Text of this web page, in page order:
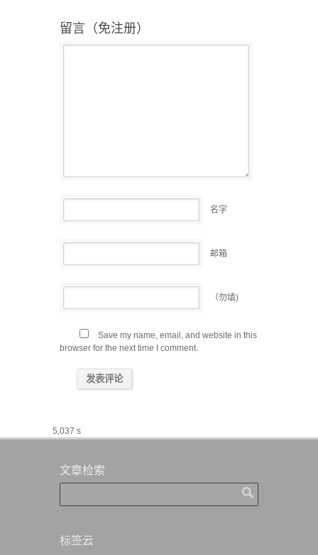
留言（免注册）
名字
邮箱
（勿填)
Save my name, email, and website in this
browser for the next time I comment.
5,037 s
文章检索
标签云